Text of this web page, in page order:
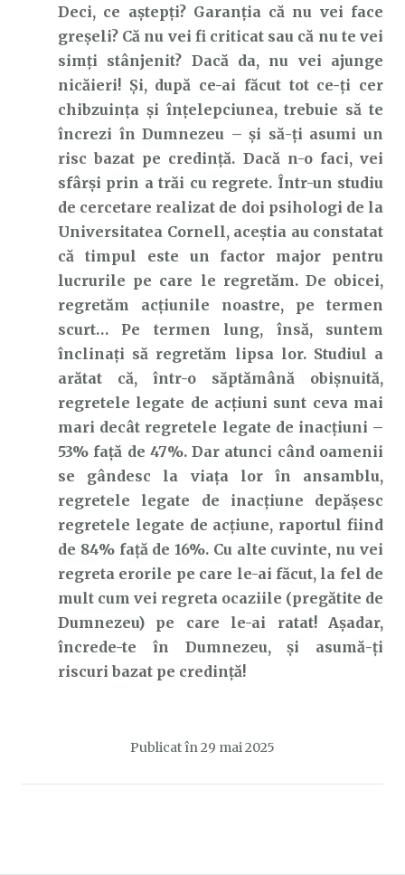
Deci, ce aștepți? Garanția că nu vei face
greșeli? Că nu vei fi criticat sau că nu te vei
simți stânjenit? Dacă da, nu vei ajunge
nicăieri! Și, după ce-ai făcut tot ce-ți cer
chibzuința și înțelepciunea, trebuie să te
încrezi în Dumnezeu – și să-ți asumi un
risc bazat pe credință. Dacă n-o faci, vei
sfârși prin a trăi cu regrete. Într-un studiu
de cercetare realizat de doi psihologi de la
Universitatea Cornell, aceștia au constatat
că timpul este un factor major pentru
lucrurile pe care le regretăm. De obicei,
regretăm acțiunile noastre, pe termen
scurt… Pe termen lung, însă, suntem
înclinați să regretăm lipsa lor. Studiul a
arătat că, într-o săptămână obișnuită,
regretele legate de acțiuni sunt ceva mai
mari decât regretele legate de inacțiuni –
53% față de 47%. Dar atunci când oamenii
se gândesc la viața lor în ansamblu,
regretele legate de inacțiune depășesc
regretele legate de acțiune, raportul fiind
de 84% față de 16%. Cu alte cuvinte, nu vei
regreta erorile pe care le-ai făcut, la fel de
mult cum vei regreta ocaziile (pregătite de
Dumnezeu) pe care le-ai ratat! Așadar,
încrede-te în Dumnezeu, și asumă-ți
riscuri bazat pe credință!
Publicat în 29 mai 2025